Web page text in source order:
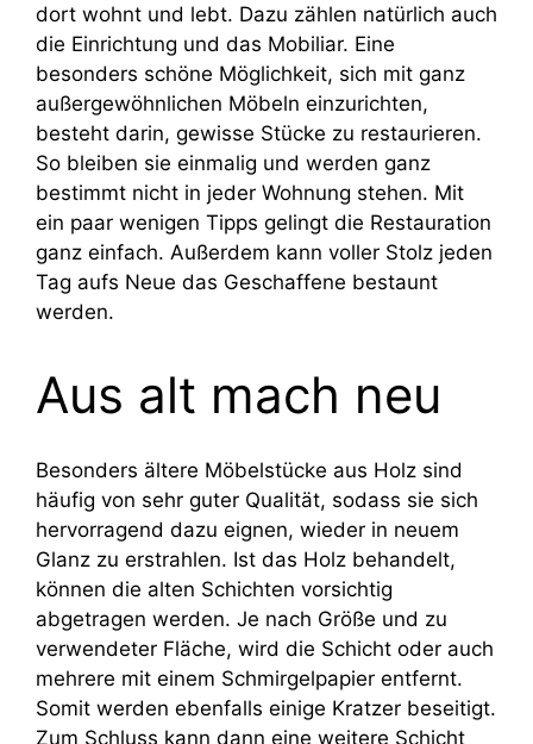
dort wohnt und lebt. Dazu zählen natürlich auch
die Einrichtung und das Mobiliar. Eine
besonders schöne Möglichkeit, sich mit ganz
außergewöhnlichen Möbeln einzurichten,
besteht darin, gewisse Stücke zu restaurieren.
So bleiben sie einmalig und werden ganz
bestimmt nicht in jeder Wohnung stehen. Mit
ein paar wenigen Tipps gelingt die Restauration
ganz einfach. Außerdem kann voller Stolz jeden
Tag aufs Neue das Geschaffene bestaunt
werden.
Aus alt mach neu
Besonders ältere Möbelstücke aus Holz sind
häufig von sehr guter Qualität, sodass sie sich
hervorragend dazu eignen, wieder in neuem
Glanz zu erstrahlen. Ist das Holz behandelt,
können die alten Schichten vorsichtig
abgetragen werden. Je nach Größe und zu
verwendeter Fläche, wird die Schicht oder auch
mehrere mit einem Schmirgelpapier entfernt.
Somit werden ebenfalls einige Kratzer beseitigt.
Zum Schluss kann dann eine weitere Schicht